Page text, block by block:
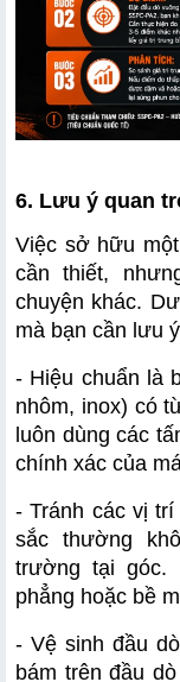
6. Lưu ý quan
Việc sở hữu
cần thiết,
chuyện khác.
mà bạn cần lưu
- Hiệu chuẩn là
nhôm, inox) có
luôn dùng các
chính xác của
- Tránh các vị
sắc thường
trường tại góc.
phẳng hoặc bề
- Vệ sinh đầu
bám trên đầu